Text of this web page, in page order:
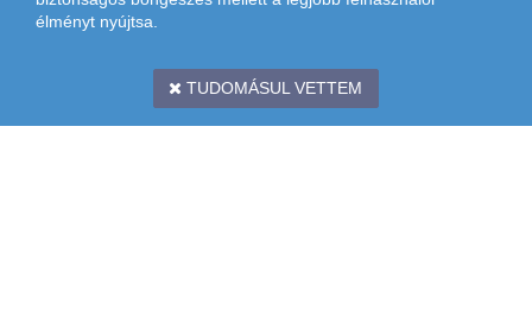
élményt nyújtsa.
TUDOMÁSUL VETTEM